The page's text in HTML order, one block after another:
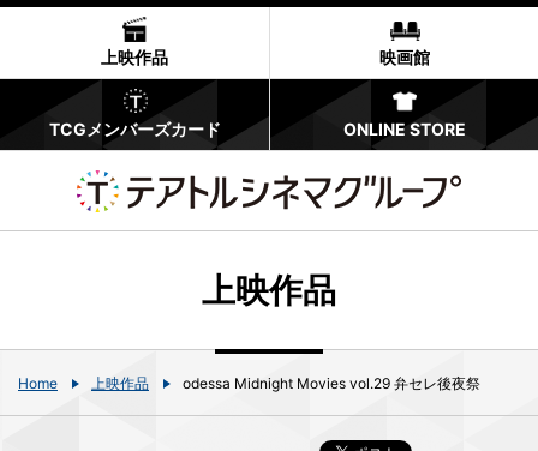
上映作品 映画館
TCGメンバーズカード ONLINE STORE
上映作品
Home 上映作品 odessa Midnight Movies vol.29 弁セレ後夜祭